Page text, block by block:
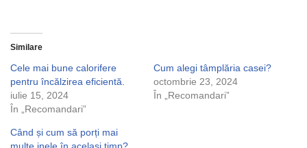
Similare
Cele mai bune calorifere
pentru încălzirea eficientă.
iulie 15, 2024
În „Recomandari”
Cum alegi tâmplăria casei?
octombrie 23, 2024
În „Recomandari”
Când și cum să porți mai